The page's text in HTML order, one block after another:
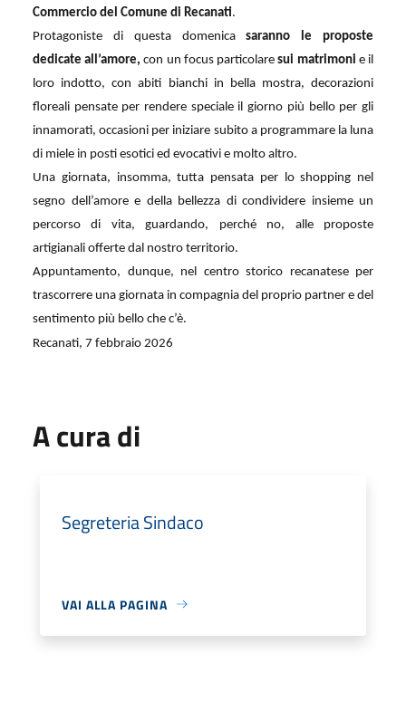
Commercio del Comune di Recanati.
Protagoniste di questa domenicasaranno le proposte
dedicate all’amore,con un focus particolaresui matrimoni e il
loro indotto, con abiti bianchi in bella mostra, decorazioni
floreali pensate per rendere speciale il giorno più bello per gli
innamorati, occasioni per iniziare subito a programmare la luna
di miele in posti esotici ed evocativi e molto altro.
Una giornata, insomma, tutta pensata per lo shopping nel
segno dell’amore e della bellezza di condividere insieme un
percorso di vita, guardando, perché no, alle proposte
artigianali offerte dal nostro territorio.
Appuntamento, dunque, nel centro storico recanatese per
trascorrere una giornata in compagnia del proprio partner e del
sentimento più bello che c’è.
Recanati, 7 febbraio 2026
A cura di
Segreteria Sindaco
VAI ALLA PAGINA